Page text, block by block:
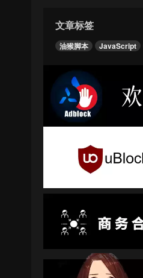
文章标签
油猴脚本 JavaScript